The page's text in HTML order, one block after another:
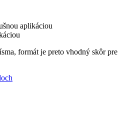
aplikáciou
formát je preto vhodný skôr pre